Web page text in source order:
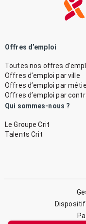
Offres d’emploi
Toutes nos offres
Offres d’emploi par ville
Offres d’emploi par
Offres d’emploi par
Qui sommes-nous ?
Le Groupe Crit
Talents Crit